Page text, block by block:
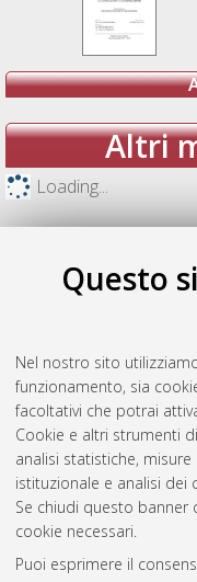
Questo
Nel nostro sito
funzionamento, sia
facoltativi che potrai
Cookie e altri strumenti
analisi statistiche,
istituzionale e analisi
Se chiudi questo banner
cookie necessari.
Puoi esprimere il
Altri
Loading...
Atom